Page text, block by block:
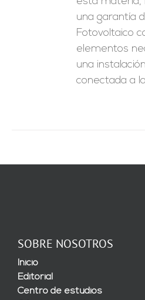
una garantía
Fotovoltaico
elementos
una
conectada a
SOBRE NOSOTROS
Inicio
Editorial
Centro de estudios